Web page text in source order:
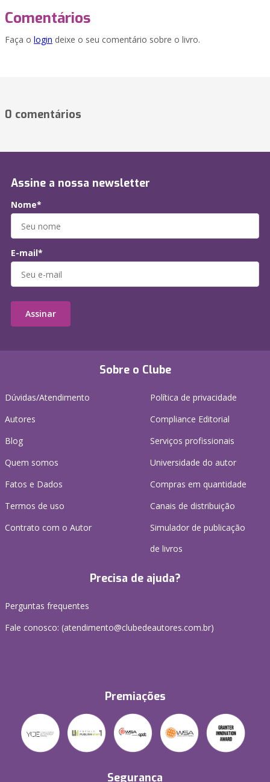
Comentários
Faça o login deixe o seu comentário sobre o livro.
0 comentários
Sobre o Clube
Dúvidas/Atendimento
Autores
Blog
Quem somos
Fatos e Dados
Termos de uso
Contrato com o Autor
Política de privacidade
Compliance Editorial
Serviços profissionais
Universidade do autor
Compras em quantidade
Canais de distribuição
Simulador de publicação
de livros
Precisa de ajuda?
Perguntas frequentes
Fale conosco: (atendimento@clubedeautores.com.br)
Premiações
Segurança
Assine a nossa newsletter
Nome*
E-mail*
Assinar